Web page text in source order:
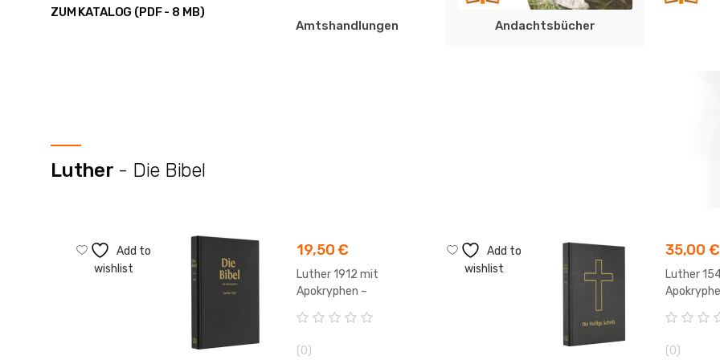
ZUM KATALOG (PDF - 8 MB)
Amtshandlungen
Andachtsbücher
Luther - Die Bibel
Add to
wishlist
19,50€
Luther 1912 mit
Apokryphen –
V
(0)
Add to
wishlist
35,00 €
Luther
V
(0)